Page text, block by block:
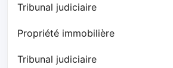
Tribunal judiciaire
Propriété immobilière
Tribunal judiciaire